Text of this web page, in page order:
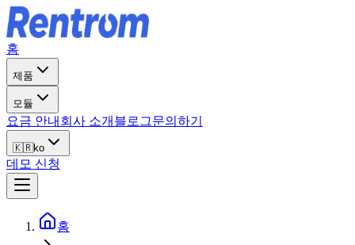
홈
제품
모듈
요금 안내 회사 소개 블로그문의하기
🇰🇷ko
데모 신청
홈